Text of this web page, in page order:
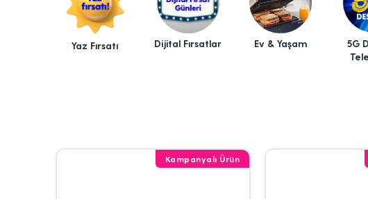
Yaz Fırsatı Dijital Fırsatlar Ev & Yaşam
5G
Kampanyalı Ürün